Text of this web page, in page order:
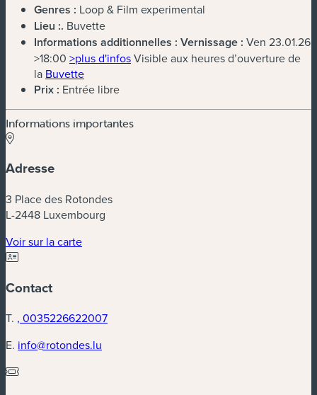
Genres : Loop & Film experimental
Lieu :. Buvette
Informations additionnelles : Vernissage : Ven 23.01.26
>18:00 >plus d'infos(nouvelle fenêtre)
Visible aux heures d’ouverture de
la Buvette(nouvelle fenêtre)
Prix : Entrée libre
Informations importantes
Adresse
3 Place des Rotondes
L-2448 Luxembourg
Voir sur la carte(nouvelle fenêtre)
Contact
T. , 0035226622007
E. info@rotondes.lu